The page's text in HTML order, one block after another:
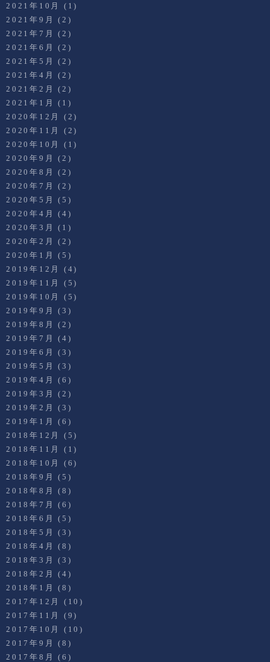
2021年10月
(1)
2021年9月
(2)
2021年7月
(2)
2021年6月
(2)
2021年5月
(2)
2021年4月
(2)
2021年2月
(2)
2021年1月
(1)
2020年12月
(2)
2020年11月
(2)
2020年10月
(1)
2020年9月
(2)
2020年8月
(2)
2020年7月
(2)
2020年5月
(5)
2020年4月
(4)
2020年3月
(1)
2020年2月
(2)
2020年1月
(5)
2019年12月
(4)
2019年11月
(5)
2019年10月
(5)
2019年9月
(3)
2019年8月
(2)
2019年7月
(4)
2019年6月
(3)
2019年5月
(3)
2019年4月
(6)
2019年3月
(2)
2019年2月
(3)
2019年1月
(6)
2018年12月
(5)
2018年11月
(1)
2018年10月
(6)
2018年9月
(5)
2018年8月
(8)
2018年7月
(6)
2018年6月
(5)
2018年5月
(3)
2018年4月
(8)
2018年3月
(3)
2018年2月
(4)
2018年1月
(8)
2017年12月
(10)
2017年11月
(9)
2017年10月
(10)
2017年9月
(8)
2017年8月
(6)